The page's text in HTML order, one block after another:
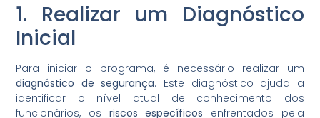
1. Realizar um Diagnóstico
Inicial
Para iniciar o programa, é necessário realizar um
diagnóstico de segurança. Este diagnóstico ajuda a
identificar o nível atual de conhecimento dos
funcionários, os riscos específicos enfrentados pela